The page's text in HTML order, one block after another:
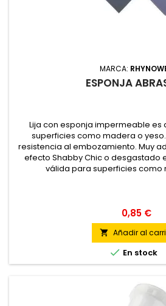
MARCA:
ESPONJA
Lija con esponja impermeable
superficies como madera o
resistencia al embozamiento. Muy
efecto Shabby Chic o desgastado
válida para superficies como
0,85 €
 Añadir al
 En stock